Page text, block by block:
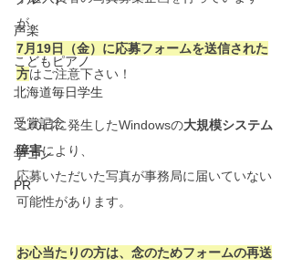
声楽
こどもピアノ
北海道毎日学生
受賞記念
学コン
PR
が、
7月19日（金）に応募フォームを送信された
方はご注意下さい！
この日に発生したWindowsの大規模システム
障害により、
応募いただいた写真が事務局に届いていない
可能性があります。
お心当たりの方は、念のためフォームの再送